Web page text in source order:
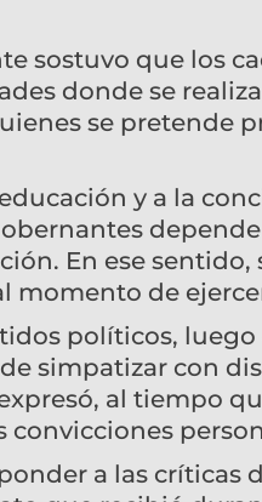
sostuvo que los
donde se
se pretende
y a la
En ese sentido,
momento de
políticos,
simpatizar con
al tiempo
a las críticas